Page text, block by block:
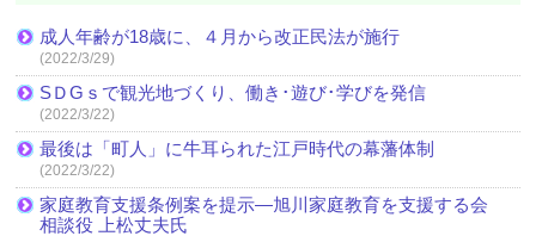
成人年齢が18歳に、４月から改正民法が施行
(2022/3/29)
SＤGｓで観光地づくり、働き･遊び･学びを発信
(2022/3/22)
最後は「町人」に牛耳られた江戸時代の幕藩体制
(2022/3/22)
家庭教育支援条例案を提示―旭川家庭教育を支援する会
相談役 上松丈夫氏